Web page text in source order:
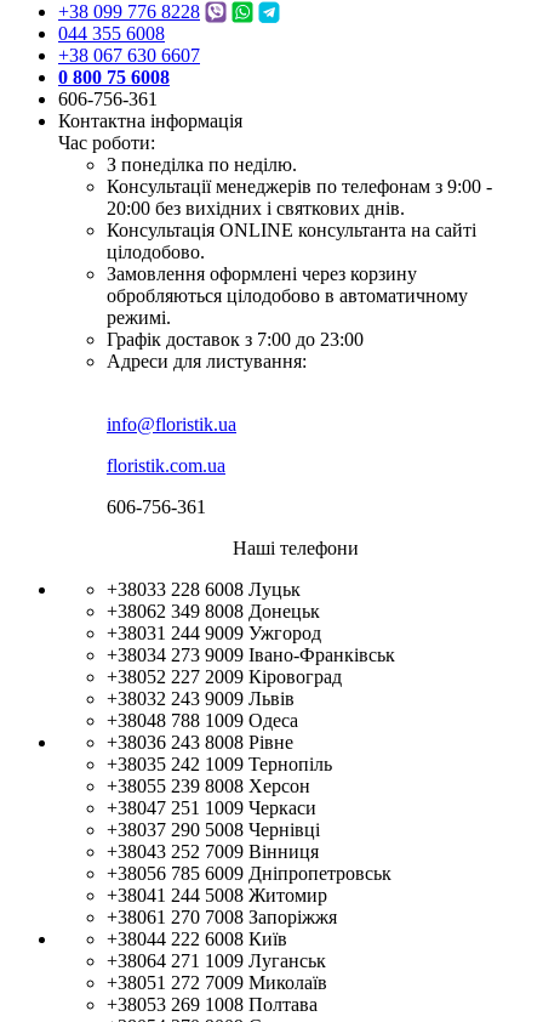
+38 099 776 8228
044 355 6008
+38 067 630 6607
0 800 75 6008
606-756-361
Контактна інформація
Час роботи:
З понеділка по неділю.
Консультації менеджерів по телефонам з 9:00 -
20:00 без вихідних і святкових днів.
Консультація ONLINE консультанта на сайті
цілодобово.
Замовлення оформлені через корзину
обробляються цілодобово в автоматичному
режимі.
Графік доставок з 7:00 до 23:00
Адреси для листування:
info@floristik.ua
floristik.com.ua
606-756-361
Наші телефони
+38033 228 6008 Луцьк
+38062 349 8008 Донецьк
+38031 244 9009 Ужгород
+38034 273 9009 Івано-Франківськ
+38052 227 2009 Кіровоград
+38032 243 9009 Львів
+38048 788 1009 Одеса
+38036 243 8008 Рівне
+38035 242 1009 Тернопіль
+38055 239 8008 Херсон
+38047 251 1009 Черкаси
+38037 290 5008 Чернівці
+38043 252 7009 Вінниця
+38056 785 6009 Дніпропетровськ
+38041 244 5008 Житомир
+38061 270 7008 Запоріжжя
+38044 222 6008 Київ
+38064 271 1009 Луганськ
+38051 272 7009 Миколаїв
+38053 269 1008 Полтава